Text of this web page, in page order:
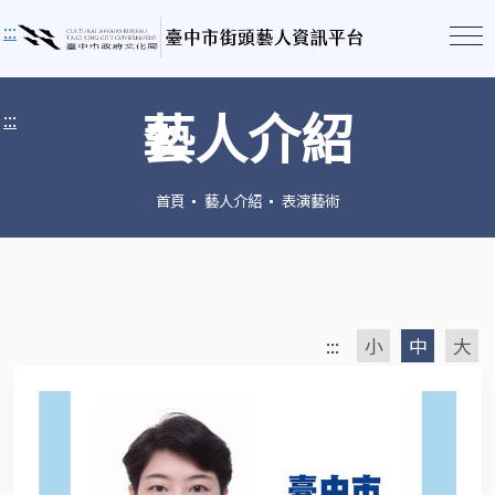
:::
::: 藝人介紹
首頁 藝人介紹 表演藝術
::: 小 中 大